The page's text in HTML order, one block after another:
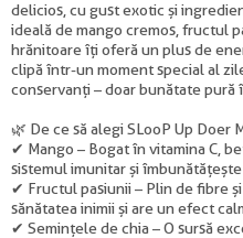
delicios, cu gust exotic și
ideală de mango cremos, fructul
hrănitoare îți oferă un plus de
clipă într-un moment special al
conservanți – doar bunătate pură
🌿 De ce să alegi SLooP Up Doer
✔ Mango – Bogat în vitamina C,
sistemul imunitar și îmbunătățește
✔ Fructul pasiunii – Plin de fibre
sănătatea inimii și are un efect
✔ Semințele de chia – O sursă